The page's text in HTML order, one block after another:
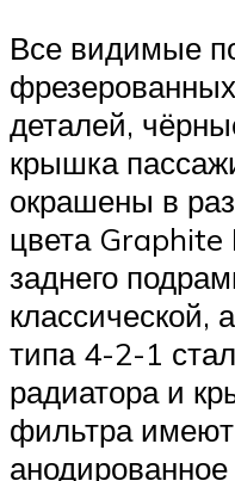
Все видимые
деталей,
крышка
окрашены в
цвета Graphite
заднего
классической,
типа 4-2-1
радиатора и
фильтра